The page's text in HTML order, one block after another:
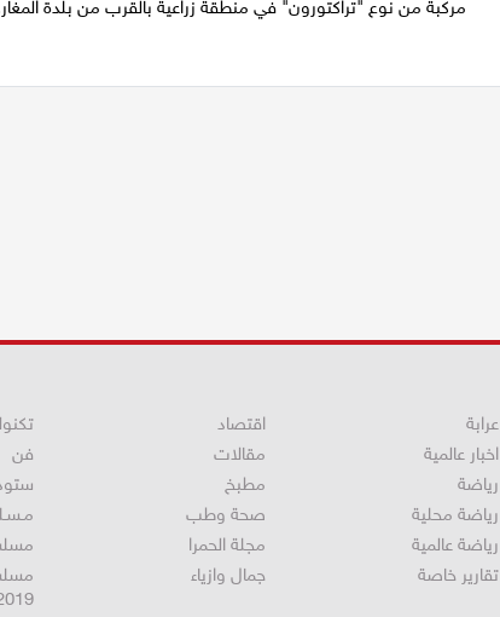
مركبة من نوع "تراكتورون" في منطقة زراعية بالقرب من بلدة
عرابة
اخبار عالمية
رياضة
رياضة محلية
رياضة عالمية
تقارير خاصة
اقتصاد
مقالات
مطبخ
صحة وطب
مجلة الحمرا
جمال وازياء
فن